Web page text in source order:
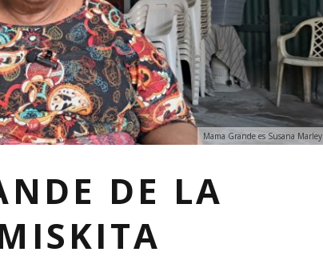
Mama Grande es Susana Marley
DE LA